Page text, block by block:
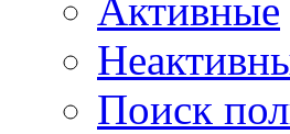
Активные
Поиск